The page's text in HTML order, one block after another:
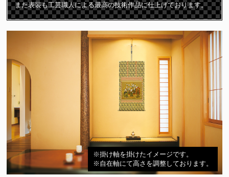
十三仏の掛け軸は初七日から三十三回忌までの合計「十三回の追善
供養」をつかさどる守護仏です。故人は十三の仏様に見守られなが
ら極楽浄土に導かれて成仏すると言われています。
また表装も工芸職人による最高の技術作品に仕上げております。
※掛け軸を掛けたイメージです。
※自在軸にて高さを調整しております。